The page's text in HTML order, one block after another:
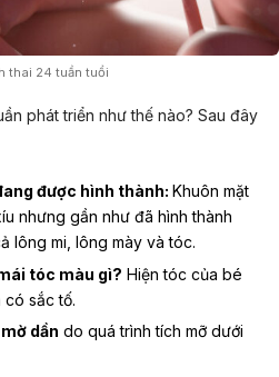
thai 24 tuần tuổi
phát triển như thế nào? Sau đây
được hình thành: Khuôn mặt
nhưng gần như đã hình thành
lông mi, lông mày và tóc.
tóc màu gì? Hiện tóc của bé
sắc tố.
dần do quá trình tích mỡ dưới